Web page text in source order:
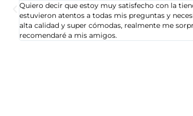
Quiero decir que estoy muy satisfecho con la
estuvieron atentos a todas mis preguntas y
alta calidad y super cómodas, realmente me
recomendaré a mis amigos.